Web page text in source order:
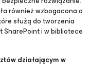
również wzbogacona o
służą do tworzenia
i w bibliotece
działającym w